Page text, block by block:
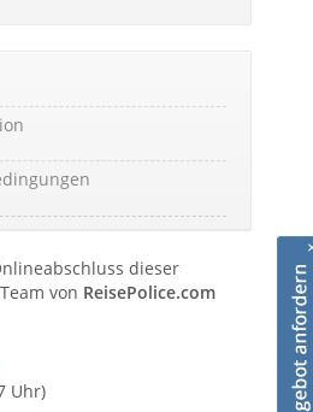
dieser
von ReisePolice.com
Uhr)